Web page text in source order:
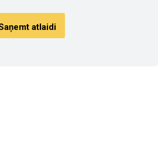
atlaidi